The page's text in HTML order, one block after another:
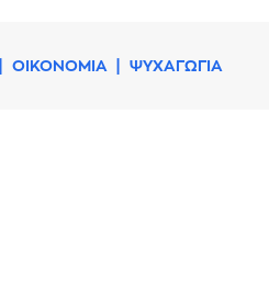
ΟΙΚΟΝΟΜΙΑ ΨΥΧΑΓΩΓΙΑ